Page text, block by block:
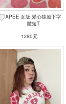
APEE 女版 愛心猿臉下字
體短T
1280元